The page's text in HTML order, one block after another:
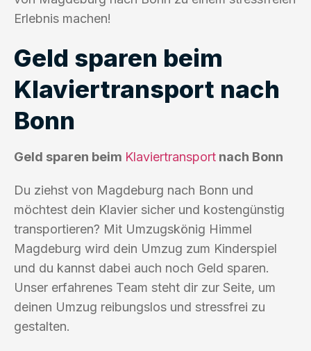
Erlebnis machen!
Geld sparen beim
Klaviertransport nach
Bonn
Geld sparen beim Klaviertransport nach Bonn
Du ziehst von Magdeburg nach Bonn und
möchtest dein Klavier sicher und kostengünstig
transportieren? Mit Umzugskönig Himmel
Magdeburg wird dein Umzug zum Kinderspiel
und du kannst dabei auch noch Geld sparen.
Unser erfahrenes Team steht dir zur Seite, um
deinen Umzug reibungslos und stressfrei zu
gestalten.